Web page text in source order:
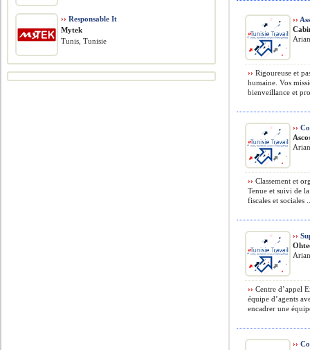
››
›› Rigoureuse et
humaine. Vos
bienveillance et
››
›› Classement et
Tenue et suivi de
fiscales et sociales
››
›› Centre d’appel
équipe d’agents
encadrer une
››
›› Responsable It
Mytek
Tunis, Tunisie